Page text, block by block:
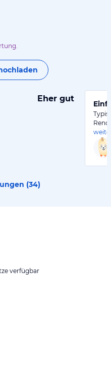
Eher gut
(34)
verfügbar